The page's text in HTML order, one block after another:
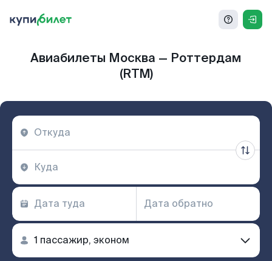
Авиабилеты Москва — Роттердам
(RTM)